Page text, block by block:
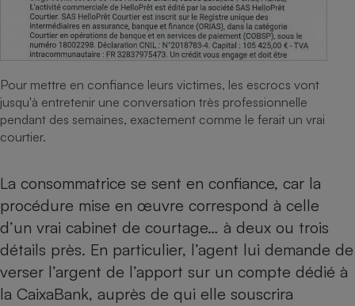
Pour mettre en confiance leurs victimes, les escrocs vont
jusqu'à entretenir une conversation très professionnelle
pendant des semaines, exactement comme le ferait un vrai
courtier.
La consommatrice se sent en confiance, car la
procédure mise en œuvre correspond à celle
d’un vrai cabinet de courtage… à deux ou trois
détails près. En particulier, l’agent lui demande de
verser l’argent de l’apport sur un compte dédié à
la CaixaBank, auprès de qui elle souscrira